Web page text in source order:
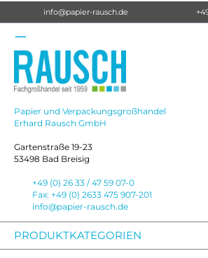
info@papier-rausch.de
Papier und Verpackungsgroßhandel
Erhard Rausch GmbH
Gartenstraße 19-23
53498 Bad Breisig
+49 (0) 26 33 / 47 59 07-0
Fax: +49 (0) 2633 475 907-201
info@papier-rausch.de
PRODUKTKATEGORIEN